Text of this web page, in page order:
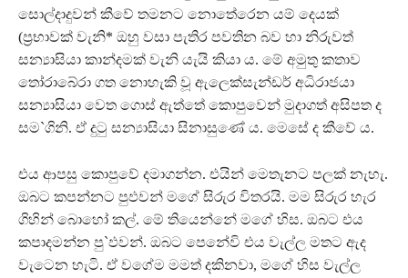
සොල්දාදුවන් කීවේ තමනට නොතේරෙන යම් දෙයක්
(ප‍්‍රභාවක් වැනි* ඔහු වසා පැතිර පවතින බව හා නිරුවත්
සන්‍යාසියා කාන්දමක් වැනි යැයි කියා ය. මේ අමුතු කතාව
තෝරාබේරා ගත නොහැකි වූ ඇලෙක්සැන්ඩර් අධිරාජයා
සන්‍යාසියා වෙත ගොස් ඇත්තේ කොපුවෙන් මුදාගත් අසිපත ද
සම`ගිනි. ඒ දුටු සන්‍යාසියා සිනාසුණේ ය. මෙසේ ද කීවේ ය.
එය ආපසු කොපුවේ දමාගන්න. එයින් මෙතැනට පලක් නැහැ.
ඔබට කපන්නට පුඵවන් මගේ සිරුර විතරයි. මම සිරුර හැර
ගිහින් බොහෝ කල්. මේ තියෙන්නේ මගේ හිස. ඔබට එය
කපාදමන්න පු`ඵවන්. ඔබට පෙනේවි එය වැල්ල මතට ඇද
වැටෙන හැටි. ඒ වගේම මමත් දකිනවා, මගේ හිස වැල්ල